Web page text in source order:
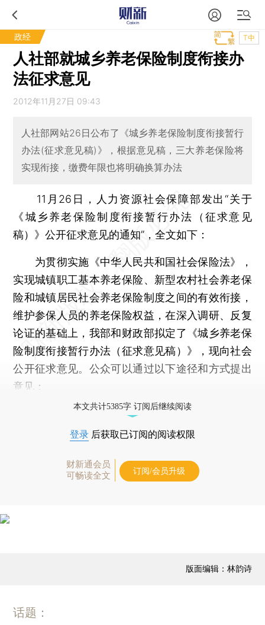
政经 T中
人社部就城乡养老保险制度衔接办
法征求意见
2012年11月27日 09:43
人社部网站26日公布了《城乡养老保险制度衔接暂行
办法(征求意见稿)》，根据意见稿，三大养老保险将
实现衔接，缴费年限也将明确换算办法
11月26日，人力资源社会保障部发出“关于
《城乡养老保险制度衔接暂行办法（征求意见
稿）》公开征求意见的通知”，全文如下：
为贯彻实施《中华人民共和国社会保险法》，
实现城镇职工基本养老保险、新型农村社会养老保
险和城镇居民社会养老保险制度之间的有效衔接，
维护参保人员的养老保险权益，在深入调研、反复
论证的基础上，我部和财政部拟定了《城乡养老保
险制度衔接暂行办法（征求意见稿）》，现向社会
公开征求意见。公众可以通过以下途径和方式提出
意见：
本文共计5385字 订阅后继续阅读
登录 后获取已订阅的阅读权限
财新通会员
可畅读全文
订阅/会员升级
版面编辑：林韵诗
话题：